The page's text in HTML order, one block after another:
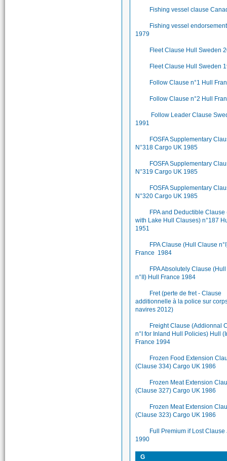
Fishing vessel clause
Fishing vessel
1979
Fleet Clause Hull Sweden
Fleet Clause Hull Sweden
Follow Clause n°1 Hull
Follow Clause n°2 Hull
Follow Leader Clause
1991
FOSFA Supplementary
N°318 Cargo UK 1985
FOSFA Supplementary
N°319 Cargo UK 1985
FOSFA Supplementary
N°320 Cargo UK 1985
FPA and Deductible Clause
with Lake Hull Clauses) n°187
1951
FPA Clause (Hull Clause
France 1984
FPA Absolutely Clause
n°II) Hull France 1984
Fret (perte de fret - Clause
additionnelle à la police sur
navires 2012)
Freight Clause (Addionnal
n°I for Inland Hull Policies) Hull
France 1994
Frozen Food Extension
(Clause 334) Cargo UK 1986
Frozen Meat Extension
(Clause 327) Cargo UK 1986
Frozen Meat Extension
(Clause 323) Cargo UK 1986
Full Premium if Lost Clause
1990
G